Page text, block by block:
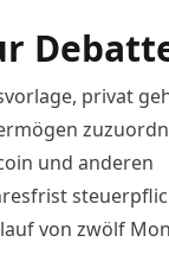
privat
und anderen
von zwölf